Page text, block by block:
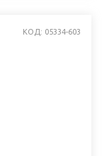
КОД: 05334-603